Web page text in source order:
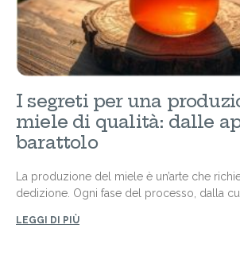
I segreti per una
miele di qualità: dalle
barattolo
La produzione del miele è un’arte che
dedizione. Ogni fase del processo, dalla
LEGGI DI PIÙ